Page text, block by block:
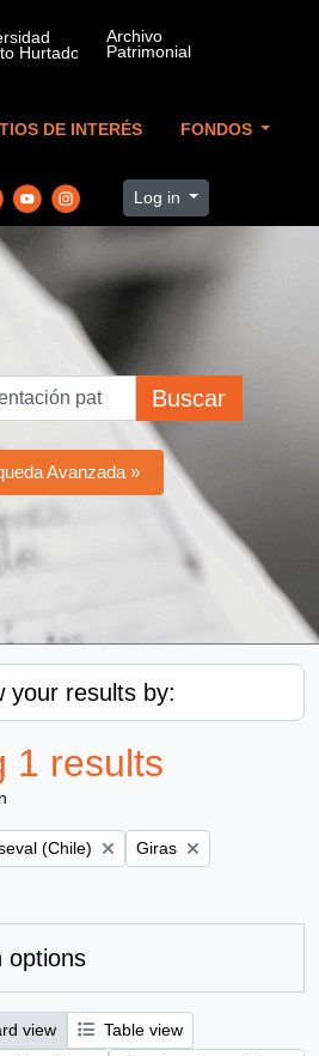
DE INTERÉS FONDOS
Log in
Buscar
Avanzada »
your results by:
1 results
(Chile) Remove filter:
Giras
options
view
Table view